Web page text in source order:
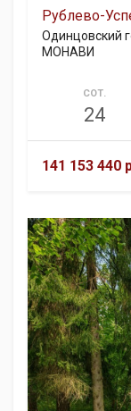
Рублево-
Одинцовский
МОНАВИ
СОТ.
24
141 153 440